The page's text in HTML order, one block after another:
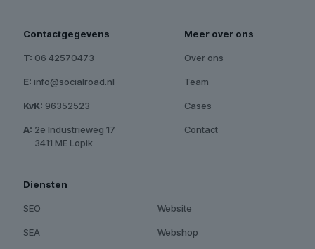
Contactgegevens
T: 06 42570473
E: info@socialroad.nl
KvK: 96352523
A: 2e Industrieweg 17
3411 ME Lopik
Meer over ons
Over ons
Team
Cases
Contact
Diensten
SEO
SEA
Website
Webshop